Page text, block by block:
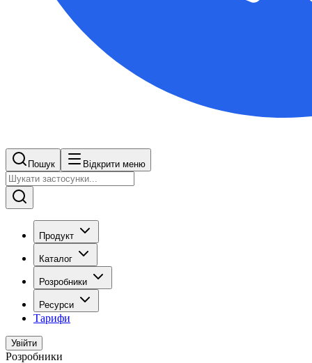
Пошук Відкрити меню
Продукт
Каталог
Розробники
Ресурси
Тарифи
Увійти
Розробники